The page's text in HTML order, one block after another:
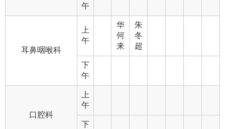
午
耳鼻咽喉科
上
午
华
何
来
朱
冬
超
下
午
口腔科
上
午
下